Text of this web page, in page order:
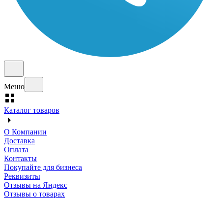
Меню
Каталог товаров
О Компании
Доставка
Оплата
Контакты
Покупайте для бизнеса
Реквизиты
Отзывы на Яндекс
Отзывы о товарах